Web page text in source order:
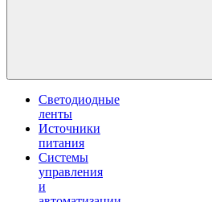
Светодиодные
ленты
Источники
питания
Системы
управления
и